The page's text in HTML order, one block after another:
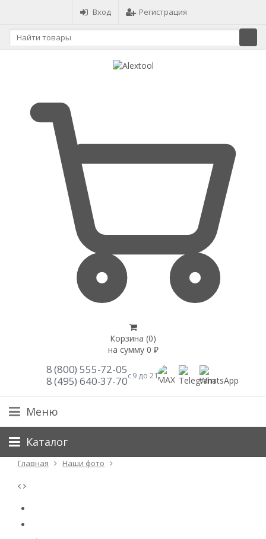
Вход Регистрация
Корзина (0)
на сумму 0 ₽
8 (800) 555-72-05
8 (495) 640-37-70с 9 до 21
Меню
Каталог
Главная Наши фото